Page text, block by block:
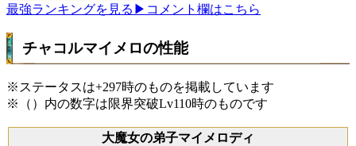
最強ランキングを見る ▶コメント欄はこちら
チャコルマイメロの性能
※ステータスは+297時のものを掲載しています
※（）内の数字は限界突破Lv110時のものです
大魔女の弟子マイメロディ